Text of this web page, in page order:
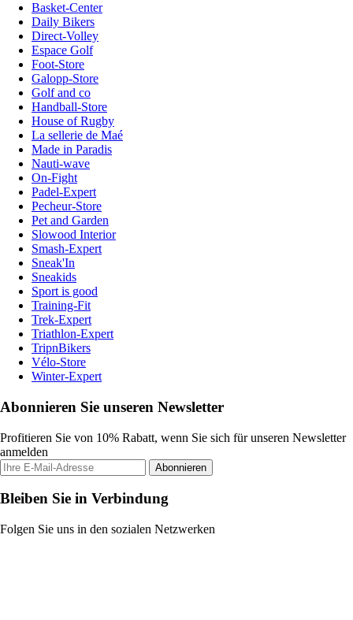
Basket-Center
Daily Bikers
Direct-Volley
Espace Golf
Foot-Store
Galopp-Store
Golf and co
Handball-Store
House of Rugby
La sellerie de Maé
Made in Paradis
Nauti-wave
On-Fight
Padel-Expert
Pecheur-Store
Pet and Garden
Slowood Interior
Smash-Expert
Sneak'In
Sneakids
Sport is good
Training-Fit
Trek-Expert
Triathlon-Expert
TripnBikers
Vélo-Store
Winter-Expert
Abonnieren Sie unseren Newsletter
Profitieren Sie von 10% Rabatt, wenn Sie sich für unseren Newsletter
anmelden
Abonnieren
Bleiben Sie in Verbindung
Folgen Sie uns in den sozialen Netzwerken